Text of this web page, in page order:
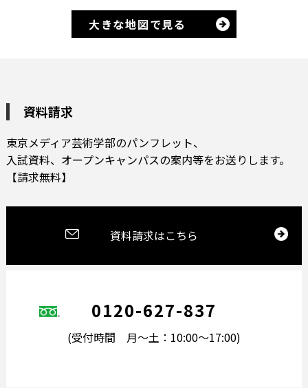
大きな地図で見る
資料請求
東京メディア芸術学部のパンフレット、
⼊試資料、オープンキャンパスの案内等をお送りします。
【請求無料】
資料請求はこちら
0120-627-837
(受付時間 月〜土：10:00〜17:00)